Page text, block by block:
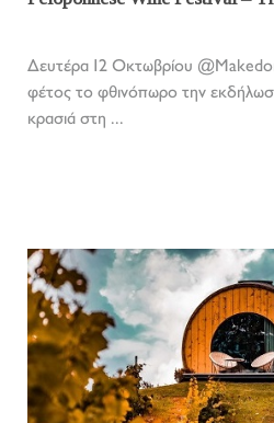
Δευτέρα 12 Οκτωβρίου
φέτος το φθινόπωρο την
κρασιά στη ...